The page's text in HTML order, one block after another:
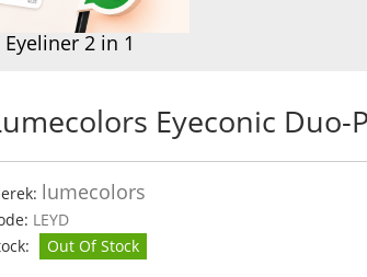
2 in 1
Eyeconic Duo-
lumecolors
LEYD
Out Of Stock